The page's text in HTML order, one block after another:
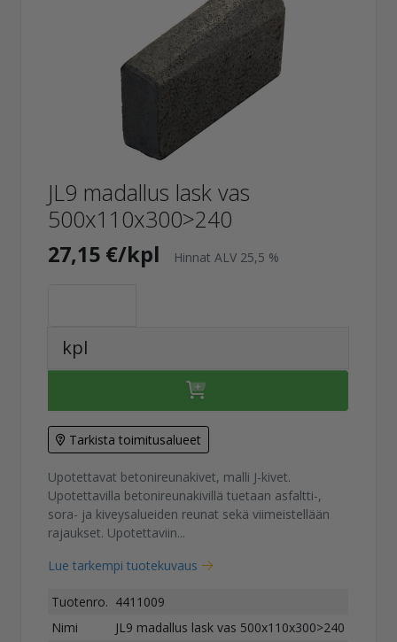
JL9 madallus lask vas
500x110x300>240
27,15 €/kpl Hinnat ALV 25,5 %
kpl
Tarkista toimitusalueet
Upotettavat betonireunakivet, malli J-kivet.
Upotettavilla betonireunakivillä tuetaan asfaltti-,
sora- ja kiveysalueiden reunat sekä viimeistellään
rajaukset. Upotettaviin...
Lue tarkempi tuotekuvaus
Tuotenro. 4411009
Nimi
JL9 madallus lask vas 500x110x300>240